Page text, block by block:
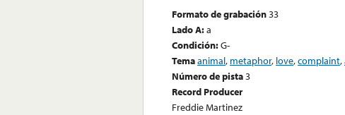
Formato de grabación33
Lado A:a
Condición:G-
Temaanimal, metaphor, love,complaint,
Número de pista3
Record Producer
Freddie Martinez